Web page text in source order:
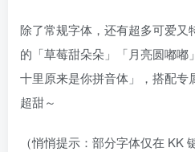
除了常规字体，还有超多可爱又
的「草莓甜朵朵」「月亮圆嘟
十里原来是你拼音体」，搭配专
超甜～
（悄悄提示：部分字体仅在 KK